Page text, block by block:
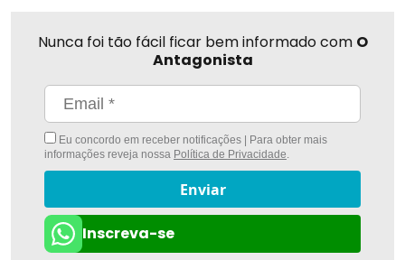
Nunca foi tão fácil ficar bem informado com O
Antagonista
Eu concordo em receber notificações | Para obter mais
informações reveja nossa Política de Privacidade.
Enviar
Inscreva-se